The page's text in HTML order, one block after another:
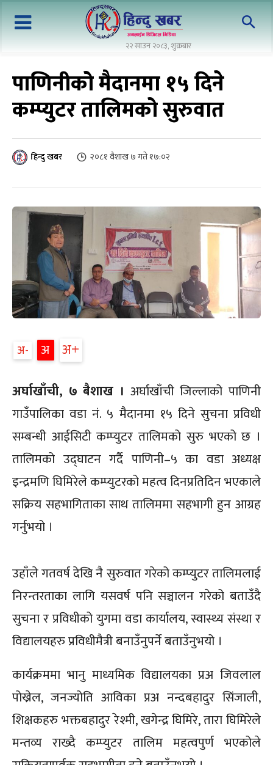
२२ साउन २०८३, शुक्रबार
पाणिनीको मैदानमा १५ दिने
कम्प्युटर तालिमको सुरुवात
हिन्दु खबर २०८१ वैशाख ७ गते १७:०२
अ- अ अ+
अर्घाखाँची, ७ बैशाख । अर्घाखाँची जिल्लाको पाणिनी
गाउँपालिका वडा नं. ५ मैदानमा १५ दिने सुचना प्रविधी
सम्बन्धी आईसिटी कम्प्युटर तालिमको सुरु भएको छ ।
तालिमको उद्घाटन गर्दै पाणिनी–५ का वडा अध्यक्ष
इन्द्रमणि घिमिरेले कम्प्युटरको महत्व दिनप्रतिदिन भएकाले
सक्रिय सहभागिताका साथ तालिममा सहभागी हुन आग्रह
गर्नुभयो ।
उहाँले गतवर्ष देखि नै सुरुवात गरेको कम्प्युटर तालिमलाई
निरन्तरताका लागि यसवर्ष पनि सञ्चालन गरेको बताउँदै
सुचना र प्रविधीको युगमा वडा कार्यालय, स्वास्थ्य संस्था र
विद्यालयहरु प्रविधीमैत्री बनाउँनुपर्ने बताउँनुभयो ।
कार्यक्रममा भानु माध्यमिक विद्यालयका प्रअ जिवलाल
पोख्रेल, जनज्योति आविका प्रअ नन्दबहादुर सिंजाली,
शिक्षकहरु भक्तबहादुर रेश्मी, खगेन्द्र घिमिरे, तारा घिमिरेले
मन्तव्य राख्दै कम्प्युटर तालिम महत्वपुर्ण भएकोले